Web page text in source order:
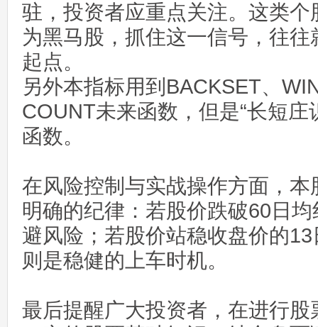
驻，投资者应重点关注。这类
为黑马股，抓住这一信号，往
起点。
另外本指标用到BACKSET、
COUNT未来函数，但是“长短庄
函数。
在风险控制与实战操作方面，
明确的纪律：若股价跌破60日
避风险；若股价站稳收盘价的
则是稳健的上车时机。
最后提醒广大投资者，在进行